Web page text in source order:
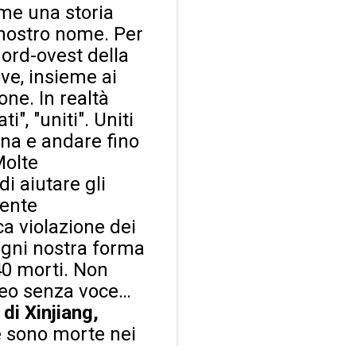
una storia
nome. Per
ovest della
insieme ai
In realtà
"uniti". Uniti
e andare fino
aiutare gli
violazione dei
nostra forma
morti. Non
senza voce…
Xinjiang,
sono morte nei